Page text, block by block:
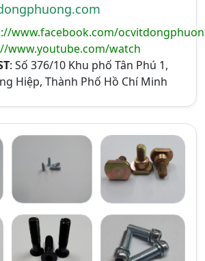
www.facebook.com/
www.youtube.com/watch
: Số 376/10 Khu phố Tân Phú 1,
Hiệp, Thành Phố Hồ Chí Minh